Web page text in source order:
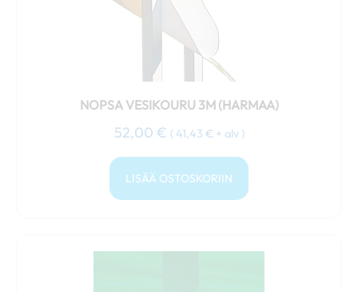
NOPSA VESIKOURU 3M (HARMAA)
52,00 € (41,43 € + alv )
LISÄÄ OSTOSKORIIN